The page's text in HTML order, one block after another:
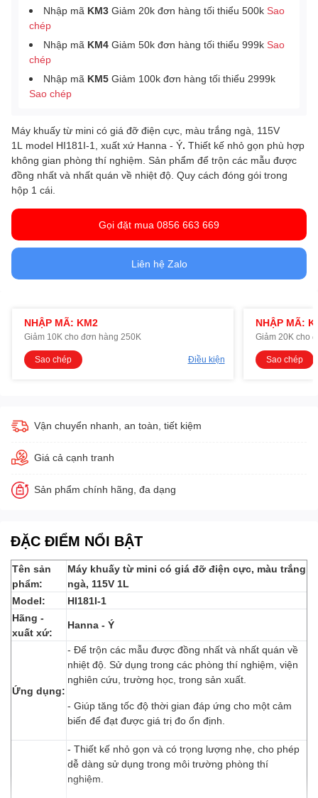
Nhập mã KM3 Giảm 20k đơn hàng tối thiểu 500k Sao
chép
Nhập mã KM4 Giảm 50k đơn hàng tối thiểu 999k Sao
chép
Nhập mã KM5 Giảm 100k đơn hàng tối thiểu 2999k
Sao chép
Máy khuấy từ mini có giá đỡ điện cực, màu trắng ngà, 115V
1L model HI181I-1, xuất xứ Hanna - Ý. Thiết kế nhỏ gọn phù hợp
không gian phòng thí nghiệm. Sản phẩm để trộn các mẫu được
đồng nhất và nhất quán về nhiệt độ. Quy cách đóng gói trong
hộp 1 cái.
Gọi đặt mua 0856 663 669
Liên hệ Zalo
NHẬP MÃ: KM2
Giảm 10K cho đơn hàng 250K
Sao chép Điều kiện
NHẬP MÃ:
Giảm 20K cho
Sao chép
Vận chuyển nhanh, an toàn, tiết kiệm
Giá cả cạnh tranh
Sản phẩm chính hãng, đa dạng
ĐẶC ĐIỂM NỔI BẬT
Tên sản
phẩm:
Máy khuấy từ mini có giá đỡ điện cực, màu trắng
ngà, 115V 1L
Model:
HI181I-1
Hãng -
xuất xứ:
Hanna - Ý
Ứng dụng:
- Để trộn các mẫu được đồng nhất và nhất quán về
nhiệt độ. Sử dụng trong các phòng thí nghiệm, viện
nghiên cứu, trường học, trong sản xuất.
- Giúp tăng tốc độ thời gian đáp ứng cho một cảm
biến để đạt được giá trị đo ổn định.
- Thiết kế nhỏ gọn và có trọng lượng nhẹ, cho phép
dễ dàng sử dụng trong môi trường phòng thí
nghiệm.